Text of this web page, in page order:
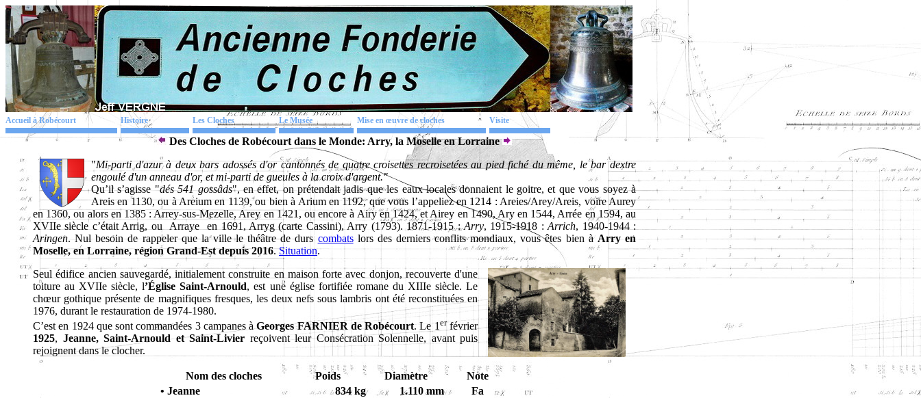
Accueil à Robécourt Histoire Les Cloches Le Musée Mise en œuvre de cloches Visite
Des Cloches de Robécourt dans le Monde: Arry, la Moselle en Lorraine
"Mi-parti d'azur à deux bars adossés d'or cantonnés de quatre croisettes recroisetées au pied fiché du même, le bar dextre
engoulé d'un anneau d'or, et mi-parti de gueules à la croix d'argent."
Qu’il s’agisse "dés 541 gossâds", en effet, on prétendait jadis que les eaux locales donnaient le goitre, et que vous soyez à
Areis en 1130, ou à Areium en 1139, ou bien à Arium en 1192, que vous l’appeliez en 1214 : Areies/Arey/Areis, voire Aurey
en 1360, ou alors en 1385 : Arrey-sus-Mezelle, Arey en 1421, ou encore à Airy en 1424, et Airey en 1490, Ary en 1544, Arrée en 1594, au
XVIIe siècle c’était Arrig, ou Arraye en 1691, Arryg (carte Cassini), Arry (1793). 1871-1915 :Arry, 1915-1918 :Arrich, 1940-1944 :
Aringen. Nul besoin de rappeler que la ville le théâtre de durs combatslors des derniers conflits mondiaux, vous êtes bien à Arry en
Moselle, en Lorraine, région Grand-Est depuis 2016.Situation.
Seul édifice ancien sauvegardé, initialement construite en maison forte avec donjon, recouverte d'une
toiture au XVIIe siècle, l’Église Saint-Arnould, est une église fortifiée romane du XIIIe siècle. Le
chœur gothique présente de magnifiques fresques, les deux nefs sous lambris ont été reconstituées en
1976, durant le restauration de 1974-1980.
C’est en 1924 que sont commandées 3 campanes àGeorges FARNIER de Robécourt. Le 1 erfévrier
1925, Jeanne, Saint-Arnould et Saint-Livier reçoivent leur Consécration Solennelle, avant puis
rejoignent dans le clocher.
Nom des cloches Poids Diamètre
Note
• Jeanne
834 kg 1.110 mm
Fa